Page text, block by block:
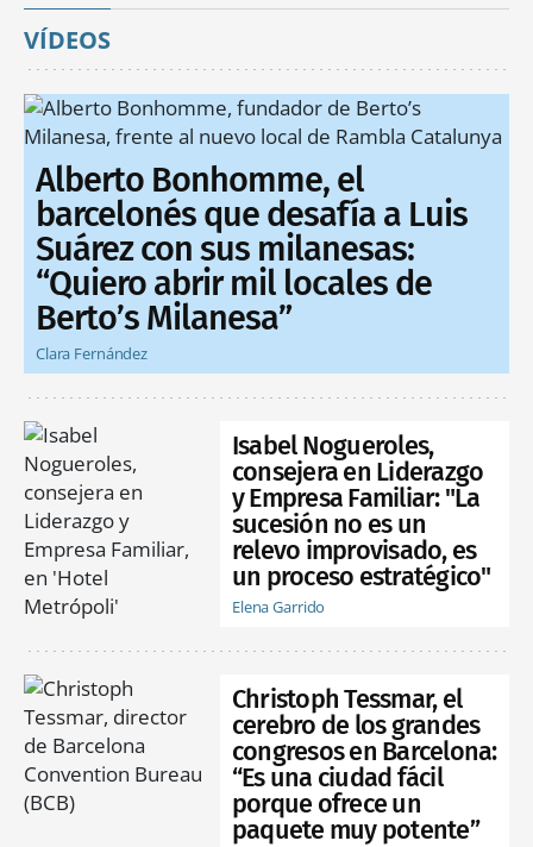
VÍDEOS
Alberto Bonhomme, el
barcelonés que desafía a Luis
Suárez con sus milanesas:
“Quiero abrir mil locales de
Berto’s Milanesa”
Clara Fernández
Isabel Nogueroles,
consejera en Liderazgo
y Empresa Familiar: "La
sucesión no es un
relevo improvisado, es
un proceso estratégico"
Elena Garrido
Christoph Tessmar, el
cerebro de los grandes
congresos en Barcelona:
“Es una ciudad fácil
porque ofrece un
paquete muy potente”